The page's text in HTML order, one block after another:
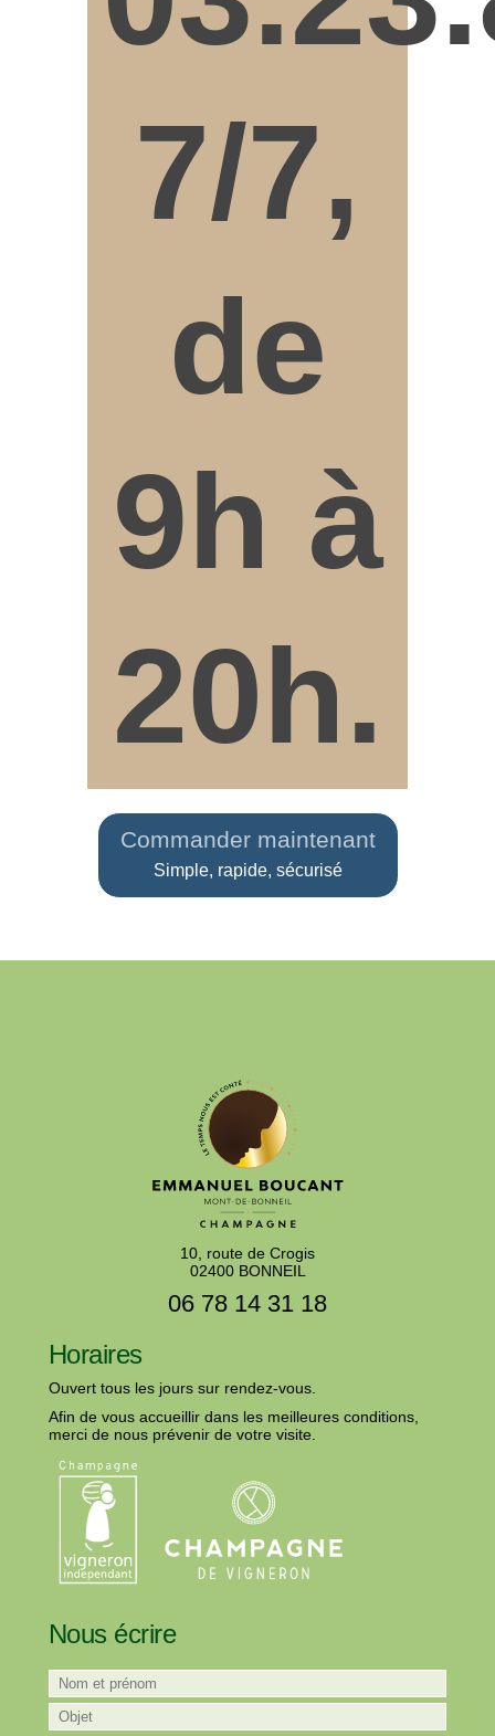
7/7,
de
9h à
20h.
Commander maintenant
Simple, rapide, sécurisé
10, route de Crogis
02400 BONNEIL
06 78 14 31 18
Horaires
Ouvert tous les jours sur rendez-vous.
Afin de vous accueillir dans les meilleures conditions,
merci de nous prévenir de votre visite.
Nous écrire